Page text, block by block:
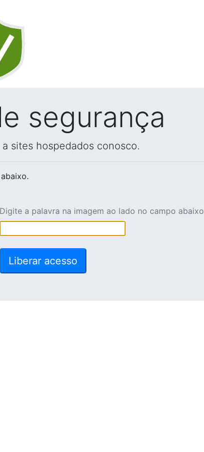
segurança
sites hospedados conosco.
Digite a palavra na imagem ao lado no campo abaixo